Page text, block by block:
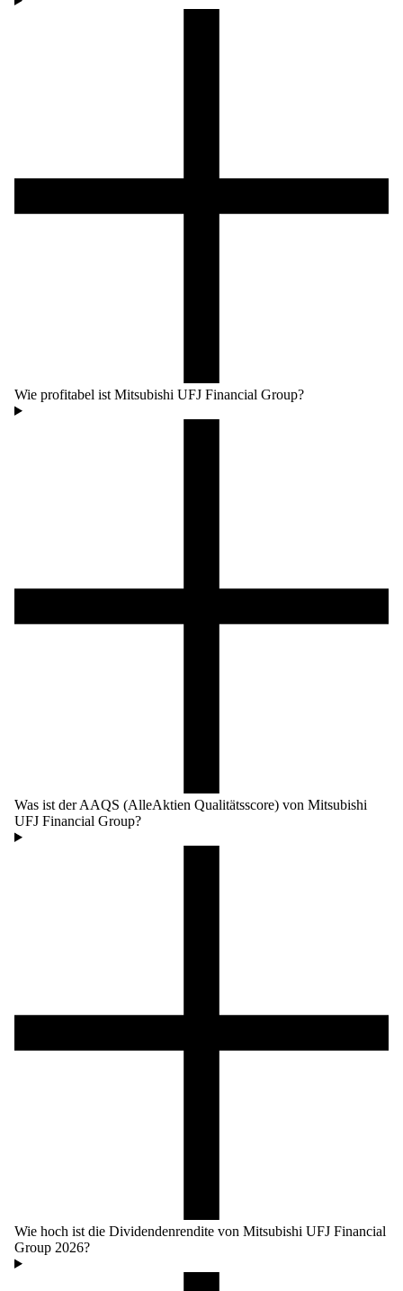
Wie profitabel ist Mitsubishi UFJ Financial Group?
Was ist der AAQS (AlleAktien Qualitätsscore) von Mitsubishi
UFJ Financial Group?
Wie hoch ist die Dividendenrendite von Mitsubishi UFJ Financial
Group 2026?